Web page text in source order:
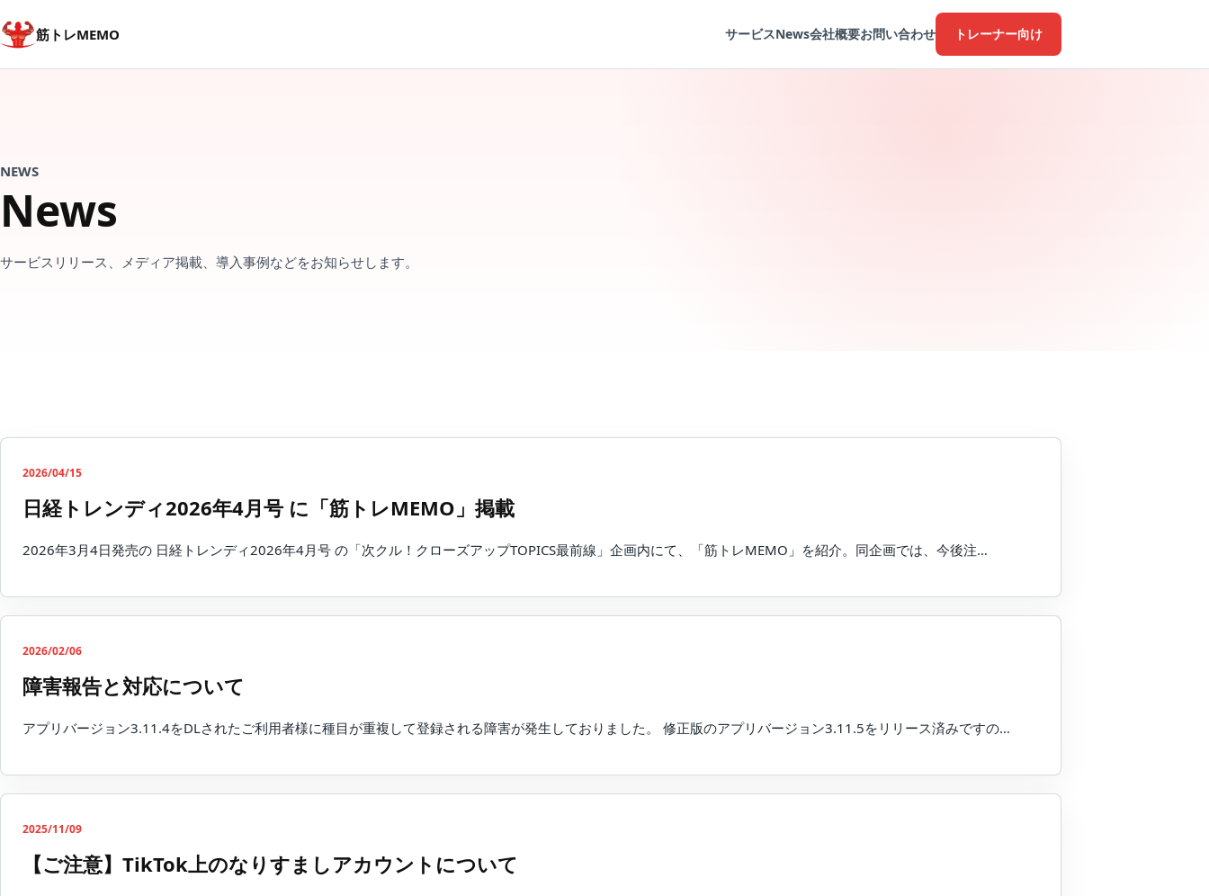
筋トレMEMO サービスNews会社概要お問い合わせ トレーナー向け
NEWS
News
サービスリリース、メディア掲載、導入事例などをお知らせします。
2026/04/15
日経トレンディ2026年4月号 に「筋トレMEMO」掲載
2026年3月4日発売の 日経トレンディ2026年4月号 の「次クル！クローズアップTOPICS最前線」企画内にて、「筋トレMEMO」を紹介。同企画では、今後注…
2026/02/06
障害報告と対応について
アプリバージョン3.11.4をDLされたご利用者様に種目が重複して登録される障害が発生しておりました。 修正版のアプリバージョン3.11.5をリリース済みですの…
2025/11/09
【ご注意】TikTok上のなりすましアカウントについて